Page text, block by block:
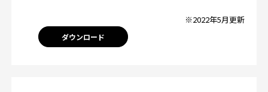
※2022年5月更新
ダウンロード